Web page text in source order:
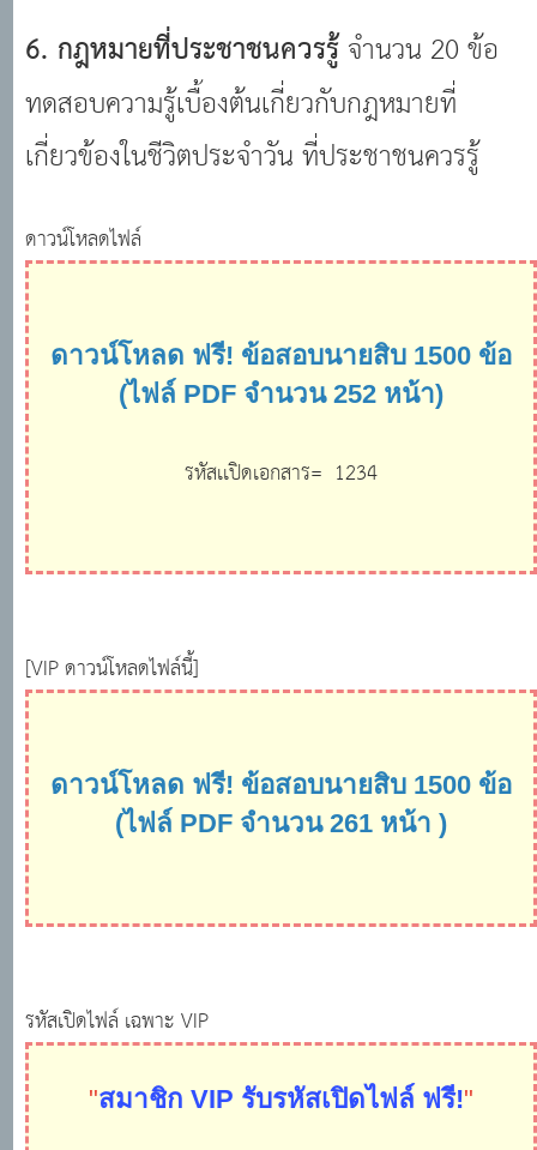
6. กฎหมายที่ประชาชนควรรู้จำนวน 20 ข้อ
ทดสอบความรู้เบื้องต้นเกี่ยวกับกฎหมายที่
เกี่ยวข้องในชีวิตประจำวัน ที่ประชาชนควรรู้
ดาวน์โหลดไฟล์
ดาวน์โหลด ฟรี! ข้อสอบนายสิบ 1500 ข้อ
(ไฟล์ PDF จำนวน 252 หน้า)
รหัสเเปิดเอกสาร= 1234
[VIP ดาวน์โหลดไฟล์นี้]
ดาวน์โหลด ฟรี! ข้อสอบนายสิบ 1500 ข้อ
(ไฟล์ PDF จำนวน 261 หน้า )
รหัสเปิดไฟล์ เฉพาะ VIP
"สมาชิก VIP รับรหัสเปิดไฟล์ ฟรี!"